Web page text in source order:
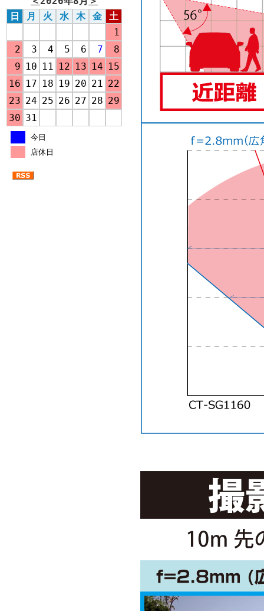
日
月 火 水 木 金
土
1
2
3 4 5 6 7
8
9 10 11 12 13 14 15
16 17 18 19 20 21 22
23 24 25 26 27 28 29
30 31
今日
店休日